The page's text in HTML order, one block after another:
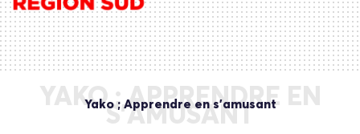
YAKO ; APPRENDRE EN
S’AMUSANT
Yako ; Apprendre en s’amusant